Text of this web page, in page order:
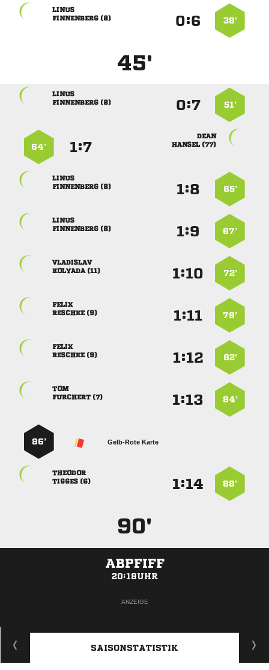
38’
:

 
45'
51’
:

 

 
:
64’
65’
:

 
67’
:

 
72’
:

 
79’
:

 
82’
:

 
84’
:

 
Gelb-Rote Karte
86’
88’
:

 
90'
ABPFIFF
20:18UHR
ANZEIGE
SAISONSTATISTIK